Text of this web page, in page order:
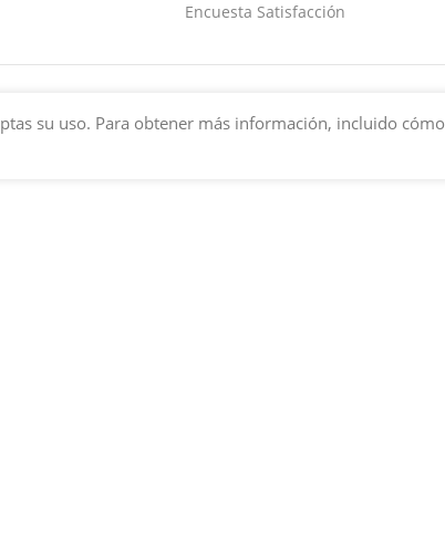
Encuesta Satisfacción
su uso. Para obtener más información, incluido cómo